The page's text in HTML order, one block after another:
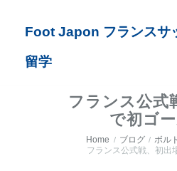
Foot Japon フランスサ
留学
フランス公式
で初ゴー
Home ブログ
ボル
フランス公式戦、初出